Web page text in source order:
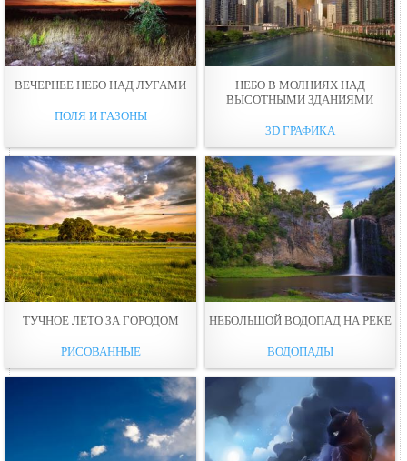
ВЕЧЕРНЕЕ НЕБO НАД ЛУГАМИ
ПОЛЯ И ГАЗОНЫ
НЕБO В МОЛНИЯХ НАД
ВЫСОТНЫМИ ЗДАНИЯМИ
3D ГРАФИКА
ТУЧНОЕ ЛЕТО ЗА ГОРОДОМ
РИСОВАННЫЕ
НЕБOЛЬШОЙ ВОДОПАД НА РЕКЕ
ВОДОПАДЫ